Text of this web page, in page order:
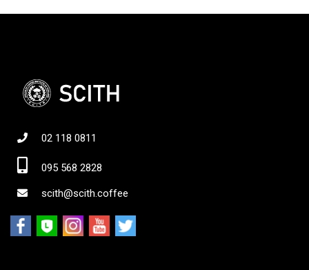
02 118 0811
095 568 2828
scith@scith.coffee